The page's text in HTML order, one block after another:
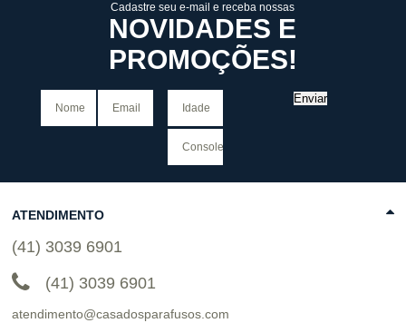
Cadastre seu e-mail e receba nossas
NOVIDADES E
PROMOÇÕES!
Enviar
ATENDIMENTO
(41) 3039 6901
(41) 3039 6901
atendimento@casadosparafusos.com